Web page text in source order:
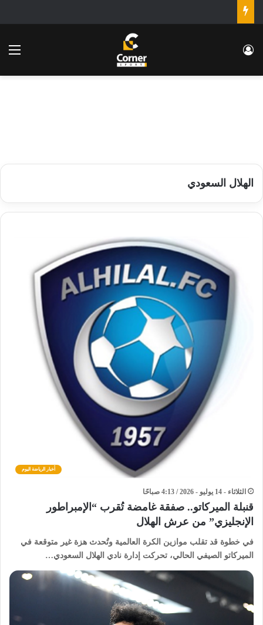
تسجيل الدخول
الهلال السعودي
أخبار الرياضة اليوم
الثلاثاء - 14 يوليو - 2026 / 4:13 صباحًا
قنبلة الميركاتو.. صفقة غامضة تُقرب “الإمبراطور
الإنجليزي” من عرش الهلال
​في خطوة قد تقلب موازين الكرة العالمية وتُحدث هزة غير متوقعة في
الميركاتو الصيفي الحالي، تحركت إدارة نادي الهلال السعودي…